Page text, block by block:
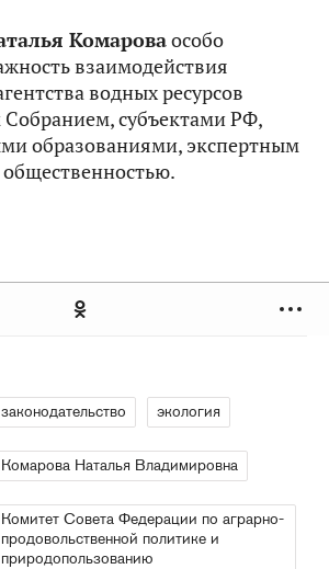
Комароваособо
взаимодействия
водных ресурсов
субъектами РФ,
образованиями, экспертным
законодательство экология
Комарова Наталья Владимировна
Комитет Совета Федерации по аграрно-
продовольственной политике и
природопользованию